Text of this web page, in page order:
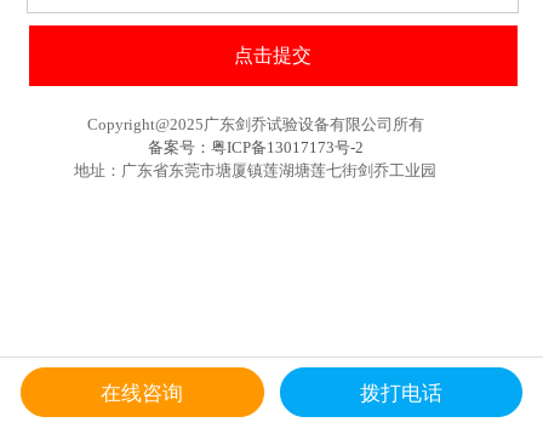
Copyright@2025广东剑乔试验设备有限公司所有
备案号：粤ICP备13017173号-2
地址：广东省东莞市塘厦镇莲湖塘莲七街剑乔工业园
在线咨询 拨打电话